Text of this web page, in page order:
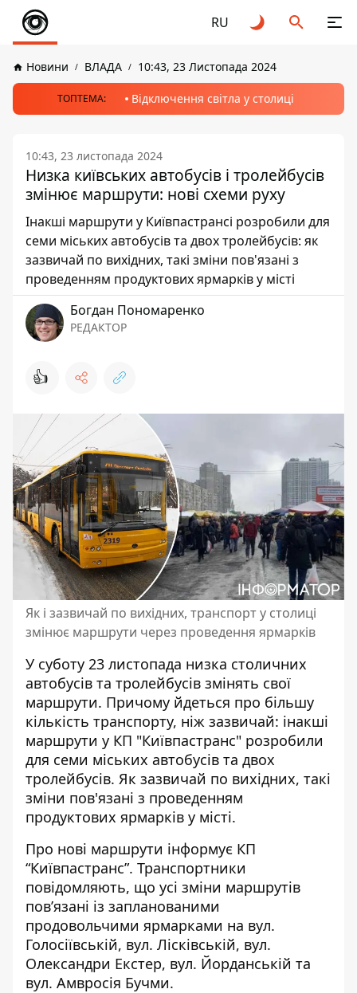
RU
Новини ВЛАДА 10:43, 23 Листопада 2024
ТОПТЕМА: Відключення світла у столиці
10:43, 23 листопада 2024
Низка київських автобусів і тролейбусів
змінює маршрути: нові схеми руху
Інакші маршрути у Київпастрансі розробили для
семи міських автобусів та двох тролейбусів: як
зазвичай по вихідних, такі зміни пов'язані з
проведенням продуктових ярмарків у місті
Богдан Пономаренко
РЕДАКТОР
👍
Як і зазвичай по вихідних, транспорт у столиці
змінює маршрути через проведення ярмарків
У суботу 23 листопада низка столичних
автобусів та тролейбусів змінять свої
маршрути. Причому йдеться про більшу
кількість транспорту, ніж зазвичай: інакші
маршрути у КП "Київпастранс" розробили
для семи міських автобусів та двох
тролейбусів. Як зазвичай по вихідних, такі
зміни пов'язані з проведенням
продуктових ярмарків у місті.
Про нові маршрути інформує КП
“Київпастранс”. Транспортники
повідомляють, що усі зміни маршрутів
пов’язані із запланованими
продовольчими ярмарками на вул.
Голосіївській, вул. Лісківській, вул.
Олександри Екстер, вул. Йорданській та
вул. Амвросія Бучми.